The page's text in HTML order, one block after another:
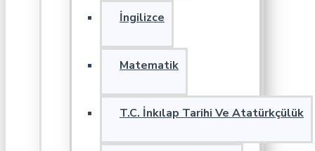
İngilizce
Matematik
T.C. İnkılap Tarihi Ve Atatürkçülük